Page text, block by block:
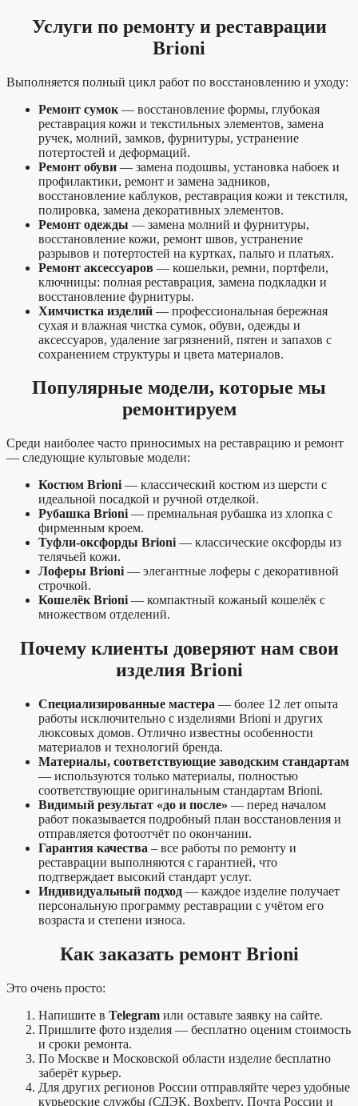
Услуги по ремонту и реставрации
Brioni
Выполняется полный цикл работ по восстановлению и уходу:
Ремонт сумок — восстановление формы, глубокая
реставрация кожи и текстильных элементов, замена
ручек, молний, замков, фурнитуры, устранение
потертостей и деформаций.
Ремонт обуви — замена подошвы, установка набоек и
профилактики, ремонт и замена задников,
восстановление каблуков, реставрация кожи и текстиля,
полировка, замена декоративных элементов.
Ремонт одежды — замена молний и фурнитуры,
восстановление кожи, ремонт швов, устранение
разрывов и потертостей на куртках, пальто и платьях.
Ремонт аксессуаров — кошельки, ремни, портфели,
ключницы: полная реставрация, замена подкладки и
восстановление фурнитуры.
Химчистка изделий — профессиональная бережная
сухая и влажная чистка сумок, обуви, одежды и
аксессуаров, удаление загрязнений, пятен и запахов с
сохранением структуры и цвета материалов.
Популярные модели, которые мы
ремонтируем
Среди наиболее часто приносимых на реставрацию и ремонт
— следующие культовые модели:
Костюм Brioni — классический костюм из шерсти с
идеальной посадкой и ручной отделкой.
Рубашка Brioni — премиальная рубашка из хлопка с
фирменным кроем.
Туфли-оксфорды Brioni — классические оксфорды из
телячьей кожи.
Лоферы Brioni — элегантные лоферы с декоративной
строчкой.
Кошелёк Brioni — компактный кожаный кошелёк с
множеством отделений.
Почему клиенты доверяют нам свои
изделия Brioni
Специализированные мастера — более 12 лет опыта
работы исключительно с изделиями Brioni и других
люксовых домов. Отлично известны особенности
материалов и технологий бренда.
Материалы, соответствующие заводским стандартам
— используются только материалы, полностью
соответствующие оригинальным стандартам Brioni.
Видимый результат «до и после» — перед началом
работ показывается подробный план восстановления и
отправляется фотоотчёт по окончании.
Гарантия качества – все работы по ремонту и
реставрации выполняются с гарантией, что
подтверждает высокий стандарт услуг.
Индивидуальный подход — каждое изделие получает
персональную программу реставрации с учётом его
возраста и степени износа.
Как заказать ремонт Brioni
Это очень просто:
Напишите в Telegram или оставьте заявку на сайте.
Пришлите фото изделия — бесплатно оценим стоимость
и сроки ремонта.
По Москве и Московской области изделие бесплатно
заберёт курьер.
Для других регионов России отправляйте через удобные
курьерские службы (СДЭК, Boxberry, Почта России и